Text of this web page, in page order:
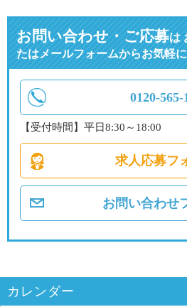
お問い合わせ・ご応募は
たはメールフォームからお気軽
0120-565-
【受付時間】平日8:30～18:00
求人応募フ
お問い合わせ
カレンダー